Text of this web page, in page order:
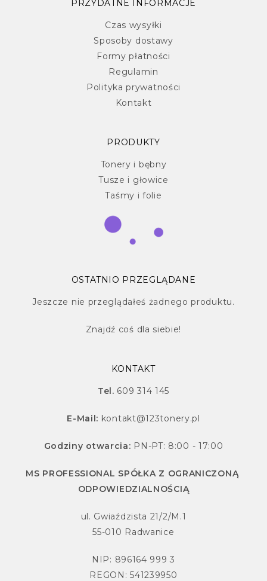
PRZYDATNE INFORMACJE
Czas wysyłki
Sposoby dostawy
Formy płatności
Regulamin
Polityka prywatności
Kontakt
PRODUKTY
Tonery i bębny
Tusze i głowice
Taśmy i folie
OSTATNIO PRZEGLĄDANE
Jeszcze nie przeglądałeś żadnego produktu.
Znajdź coś dla siebie!
KONTAKT
Tel. 609 314 145
E-Mail: kontakt@123tonery.pl
Godziny otwarcia: PN-PT: 8:00 - 17:00
MS PROFESSIONAL SPÓŁKA Z OGRANICZONĄ
ODPOWIEDZIALNOŚCIĄ
ul. Gwiaździsta 21/2/M.1
55-010 Radwanice
NIP: 896164 999 3
REGON: 541239950